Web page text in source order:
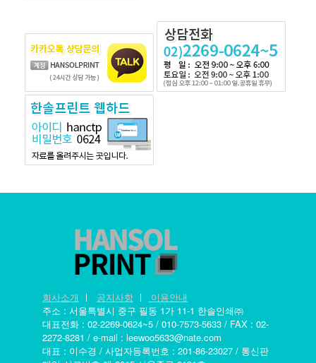
회사소개 ㅣ 공지사항 ㅣ
이용안내
주소 : 서울특별시 중구 필동 1가 11-1 한솔인쇄㈜
대표전화 : 02-2269-0624~5 / 010-7573-5633 / FAX : 02-
2272-8281 / e-mail : leewoo5633@nate.com
대표 : 이수경 / 사업자등록번호 : 201-86-23027 / 통신판